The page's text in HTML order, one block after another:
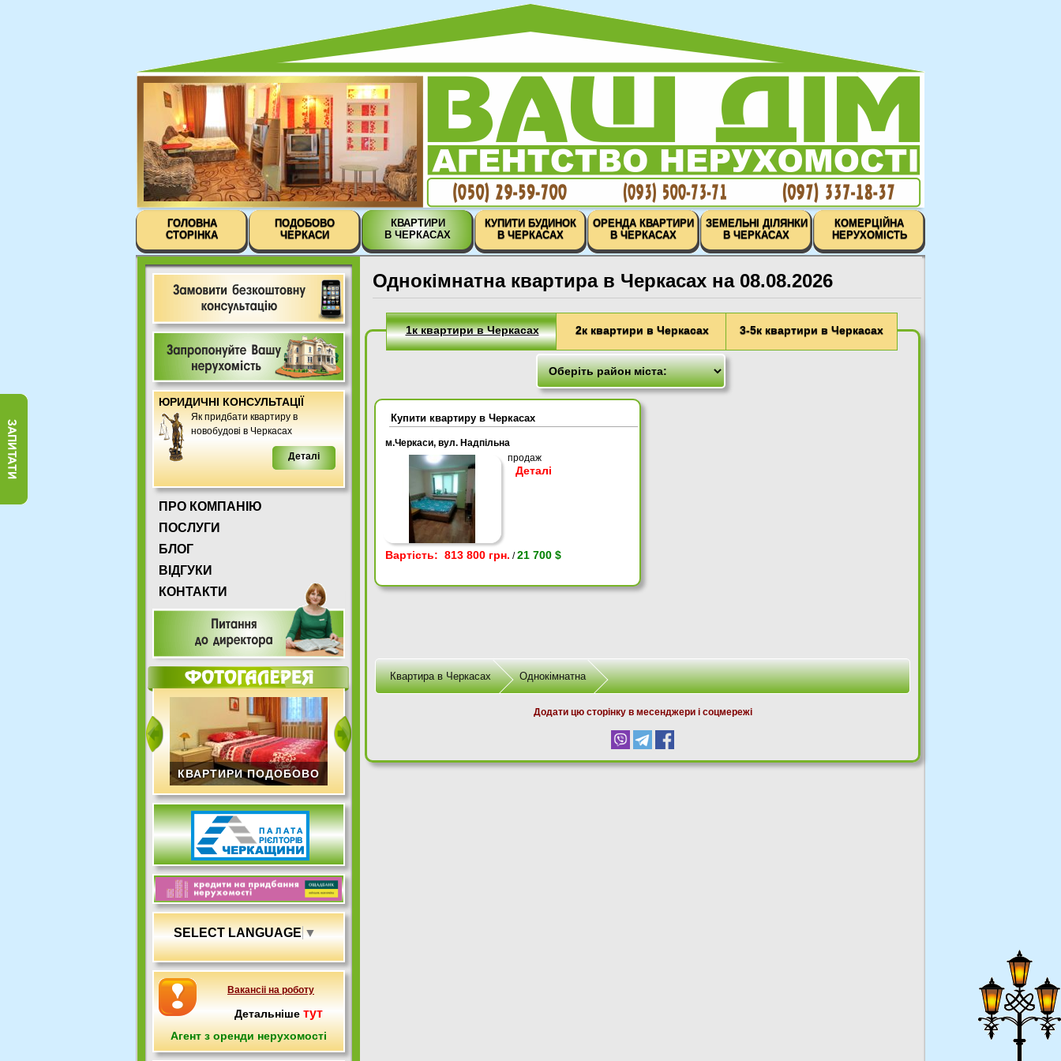
ГОЛОВНА
СТОРІНКА
ПОДОБОВО
ЧЕРКАСИ
КВАРТИРИ
В ЧЕРКАСАХ
КУПИТИ БУДИНОК
В ЧЕРКАСАХ
ОРЕНДА КВАРТИРИ
В ЧЕРКАСАХ
ЗЕМЕЛЬНІ ДІЛЯНКИ
В ЧЕРКАСАХ
КОМЕРЦІЙНА
НЕРУХОМІСТЬ
ЮРИДИЧНІ КОНСУЛЬТАЦІЇ
Як придбати квартиру в
новобудові в Черкасах
Деталі
ПРО КОМПАНІЮ
ПОСЛУГИ
БЛОГ
ВІДГУКИ
КОНТАКТИ
КВАРТИРИ ПОДОБОВО
SELECT LANGUAGE▼
Вакансіі на роботу
Детальніше тут
Агент з оренди нерухомості
Однокімнатна квартира в Черкасах на 08.08.2026
1к квартири в Черкасах 2к квартири в Черкасах 3-5к квартири в Черкасах
Купити квартиру в Черкасах
м.Черкаси, вул. Надпільна
продаж
Деталі
Вартість: 813 800 грн. /21 700 $
Квартира в Черкасах Однокімнатна
Додати цю сторінку в месенджери і соцмережі